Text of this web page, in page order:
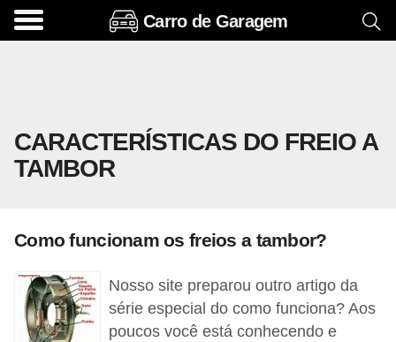
Carro de Garagem
CARACTERÍSTICAS DO FREIO A
TAMBOR
Como funcionam os freios a tambor?
Nosso site preparou outro artigo da
série especial do como funciona? Aos
poucos você está conhecendo e
A
s
ó
o
s
e
o